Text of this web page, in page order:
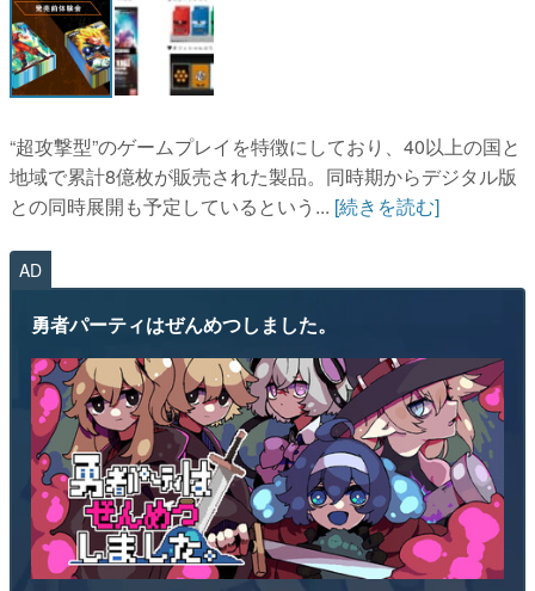
その他
電ファミニコゲーマーとは？
“超攻撃型”のゲームプレイを特徴にしており、40以上の国と
地域で累計8億枚が販売された製品。同時期からデジタル版
との同時展開も予定しているという... [続きを読む]
AD
勇者パーティはぜんめつしました。